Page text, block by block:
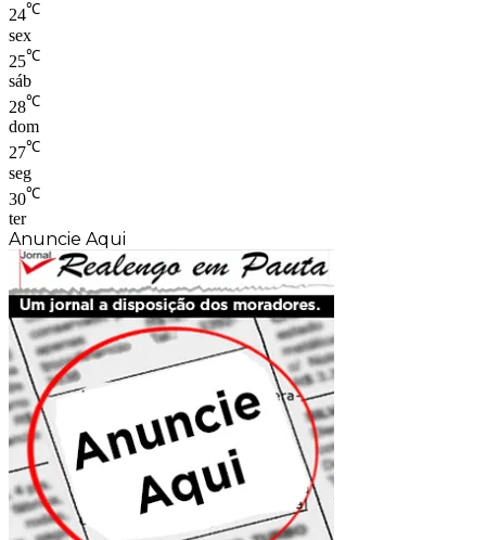
24℃
sex
25℃
sáb
28℃
dom
27℃
seg
30℃
ter
Anuncie Aqui